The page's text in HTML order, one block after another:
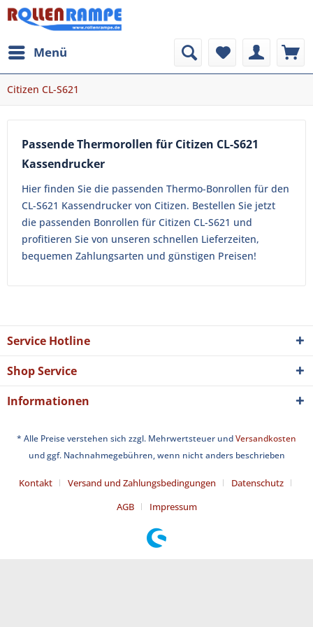
Menü
Citizen CL-S621
Passende Thermorollen für Citizen CL-S621
Kassendrucker
Hier finden Sie die passenden Thermo-Bonrollen für den
CL-S621 Kassendrucker von Citizen. Bestellen Sie jetzt
die passenden Bonrollen für Citizen CL-S621 und
profitieren Sie von unseren schnellen Lieferzeiten,
bequemen Zahlungsarten und günstigen Preisen!
Service Hotline
Shop Service
Informationen
* Alle Preise verstehen sich zzgl. Mehrwertsteuer undVersandkosten
und ggf. Nachnahmegebühren, wenn nicht anders beschrieben
Kontakt Versand und Zahlungsbedingungen
Datenschutz
AGB
Impressum